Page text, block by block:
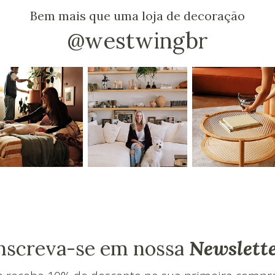
Bem mais que uma loja de decoração
@westwingbr
se em nossa